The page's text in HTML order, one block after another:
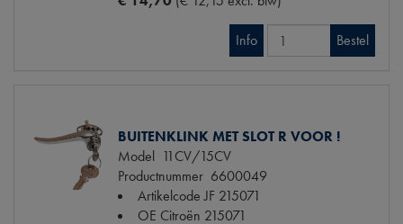
Info Bestel
BUITENKLINK MET SLOT R VOOR !
Model 11CV/15CV
Productnummer 6600049
Artikelcode JF 215071
OE Citroën 215071